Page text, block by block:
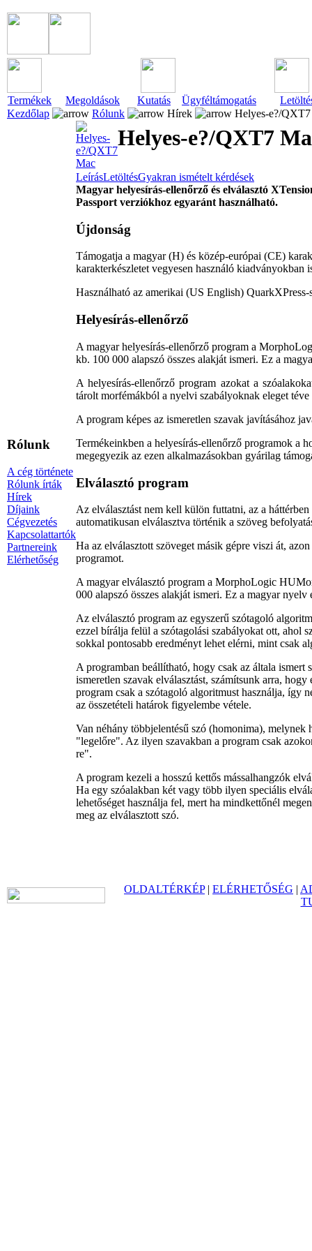
Termékek Megoldások Kutatás Ügyféltámogatás
Kezdőlap
Rólunk Hírek Helyes-e?/
Rólunk
A cég története
Rólunk írták
Hírek
Díjaink
Cégvezetés
Kapcsolattartók
Partnereink
Elérhetőség
Helyes-e?/QXT7
LeírásLetöltésGyakran ismételt kérdések
Magyar helyesírás-ellenőrző és elválasztó
Passport verziókhoz egyaránt használható.
Újdonság
Támogatja a magyar (H) és közép-európai (CE)
karakterkészletet vegyesen használó kiadványokban
Használható az amerikai (US English) QuarkXPress-
Helyesírás-ellenőrző
A magyar helyesírás-ellenőrző program a
kb. 100 000 alapszó összes alakját ismeri. Ez a
A helyesírás-ellenőrző program azokat a
tárolt morfémákból a nyelvi szabályoknak eleget téve
A program képes az ismeretlen szavak javításához
Termékeinkben a helyesírás-ellenőrző programok a
megegyezik az ezen alkalmazásokban gyárilag
Elválasztó program
Az elválasztást nem kell külön futtatni, az a
automatikusan elválasztva történik a szöveg
Ha az elválasztott szöveget másik gépre viszi át,
programot.
A magyar elválasztó program a MorphoLogic
000 alapszó összes alakját ismeri. Ez a magyar
Az elválasztó program az egyszerű szótagoló
ezzel bírálja felül a szótagolási szabályokat ott, ahol
sokkal pontosabb eredményt lehet elérni, mint csak
A programban beállítható, hogy csak az általa ismert
ismeretlen szavak elválasztást, számítsunk arra,
program csak a szótagoló algoritmust használja, így
az összetételi határok figyelembe vétele.
Van néhány többjelentésű szó (homonima),
"legelőre". Az ilyen szavakban a program csak
re".
A program kezeli a hosszú kettős mássalhangzók
Ha egy szóalakban két vagy több ilyen speciális
lehetőséget használja fel, mert ha mindkettőnél
meg az elválasztott szó.
OLDALTÉRKÉP| ELÉRHETŐSÉG |